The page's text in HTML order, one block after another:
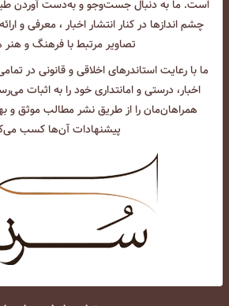
است. ما به دنبال جست‌و‌جو و به‌دست آوردن
چشم انداز‌ها در کنار انتشار اخبار ، معرفی و
تصاویر مرتبط با فرهنگ و
ما با رعایت استاندرهای اخلاقی و قانونی در
اخبار، درستی و امانتداری خود را به اثبات
همراهان‌مان را از طریق نشر مطالب موثق و
پیشنهادات آن‌ها کسب